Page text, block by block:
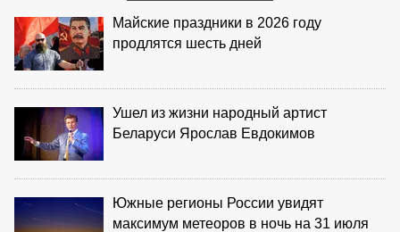
Майские праздники в 2026 году
продлятся шесть дней
Ушел из жизни народный артист
Беларуси Ярослав Евдокимов
Южные регионы России увидят
максимум метеоров в ночь на 31 июля